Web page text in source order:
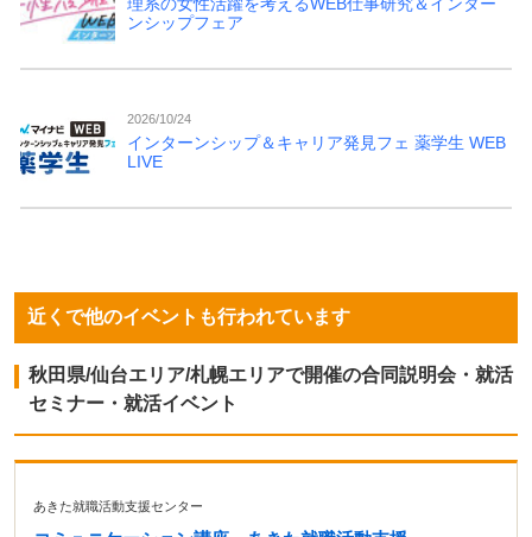
ンシップフェア
2026/10/24
インターンシップ＆キャリア発見フェ 薬学生 WEB
LIVE
近くで他のイベントも行われています
秋田県/仙台エリア/札幌エリアで開催の合同説明会・就活
セミナー・就活イベント
あきた就職活動支援センター